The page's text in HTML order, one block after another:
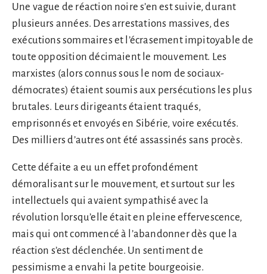
Une vague de réaction noire s’en est suivie, durant
plusieurs années. Des arrestations massives, des
exécutions sommaires et l’écrasement impitoyable de
toute opposition décimaient le mouvement. Les
marxistes (alors connus sous le nom de sociaux-
démocrates) étaient soumis aux persécutions les plus
brutales. Leurs dirigeants étaient traqués,
emprisonnés et envoyés en Sibérie, voire exécutés.
Des milliers d’autres ont été assassinés sans procès.
Cette défaite a eu un effet profondément
démoralisant sur le mouvement, et surtout sur les
intellectuels qui avaient sympathisé avec la
révolution lorsqu’elle était en pleine effervescence,
mais qui ont commencé à l’abandonner dès que la
réaction s’est déclenchée. Un sentiment de
pessimisme a envahi la petite bourgeoisie.